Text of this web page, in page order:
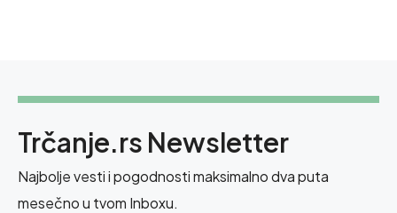
Trčanje.rs Newsletter
Najbolje vesti i pogodnosti maksimalno dva puta
mesečno u tvom Inboxu.